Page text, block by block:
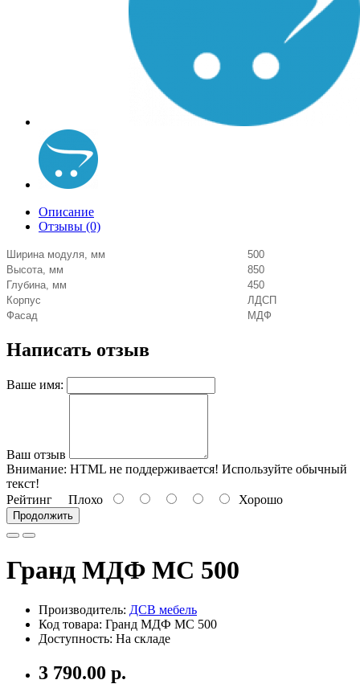
Описание
Отзывы (0)
Ширина модуля, мм
500
Высота, мм
850
Глубина, мм
450
Корпус
ЛДСП
Фасад
МДФ
Написать отзыв
Ваше имя:
Ваш отзыв
Внимание: HTML не поддерживается! Используйте обычный
текст!
Рейтинг Плохо Хорошо
Продолжить
Гранд МДФ МС 500
Производитель: ДСВ мебель
Код товара: Гранд МДФ МС 500
Доступность: На складе
3 790.00 р.